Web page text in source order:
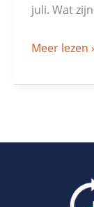
juli. Wat
Meer lezen